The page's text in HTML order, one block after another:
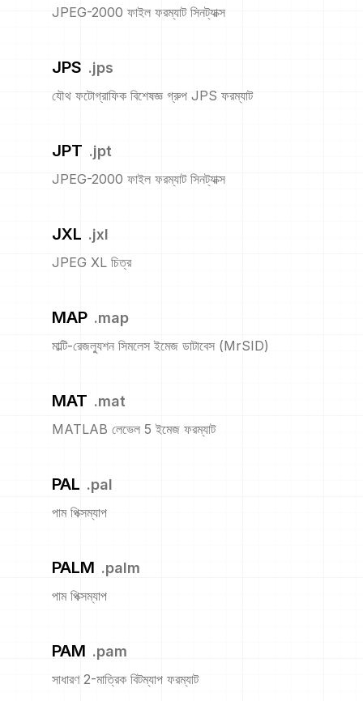
JPEG-2000 ফাইল ফরম্যাট সিনট্যাক্স
JPS .jps
যৌথ ফটোগ্রাফিক বিশেষজ্ঞ গ্রুপ JPS ফরম্যাট
JPT .jpt
JPEG-2000 ফাইল ফরম্যাট সিনট্যাক্স
JXL .jxl
JPEG XL চিত্র
MAP .map
মাল্টি-রেজল্যুশন সিমলেস ইমেজ ডাটাবেস (MrSID)
MAT .mat
MATLAB লেভেল 5 ইমেজ ফরম্যাট
PAL .pal
পাম পিক্সম্যাপ
PALM .palm
পাম পিক্সম্যাপ
PAM .pam
সাধারণ 2-মাত্রিক বিটম্যাপ ফরম্যাট